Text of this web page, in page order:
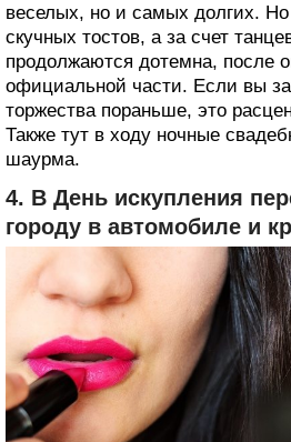
веселых, но и самых долгих.
скучных тостов, а за счет
продолжаются дотемна, после
официальной части. Если вы
торжества пораньше, это
Также тут в ходу ночные
шаурма.
4. В День искупления
городу в автомобиле и